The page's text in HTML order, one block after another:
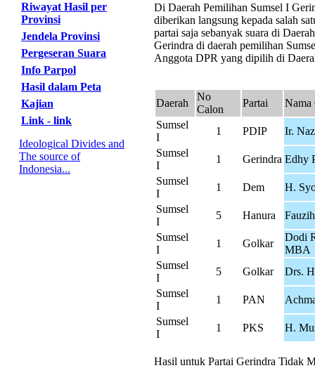
Riwayat Hasil per
Provinsi
Jendela Provinsi
Pergeseran Suara
Info Parpol
Hasil dalam Peta
Kajian
Link - link
Ideological Divides and
The source of
Indonesia...
Di Daerah Pemilihan Sumsel I
diberikan langsung kepada salah
partai saja sebanyak suara di
Gerindra di daerah pemilihan
Anggota DPR yang dipilih di
Daerah
No
Calon
Partai
Nama
Sumsel
I
1 PDIP
Ir.
Sumsel
I
1 Gerindra Edhy
Sumsel
I
1 Dem
H.
Sumsel
I
5 Hanura
Sumsel
I
1 Golkar
Dodi
MBA
Sumsel
I
5 Golkar
Drs.
Sumsel
I
1 PAN
Sumsel
I
1 PKS H.
Hasil untuk Partai Gerindra Tidak